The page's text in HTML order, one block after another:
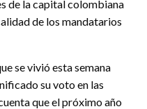
de la capital colombiana
de los mandatarios
se vivió esta semana
su voto en las
que el próximo año